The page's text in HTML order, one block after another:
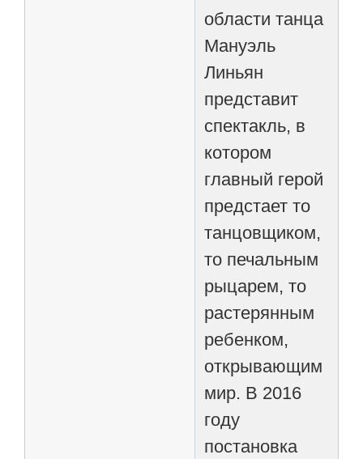
области танца
Мануэль
Линьян
представит
спектакль, в
котором
главный герой
предстает то
танцовщиком,
то печальным
рыцарем, то
растерянным
ребенком,
открывающим
мир. В 2016
году
постановка